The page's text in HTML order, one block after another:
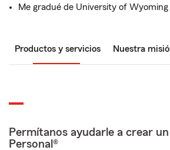
Me gradué de University of Wyoming
Productos y servicios Nuestra
Permítanos ayudarle a crear
Personal®